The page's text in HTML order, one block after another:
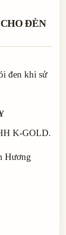
ĐÈN
đen khi sử
K-GOLD.
Hương